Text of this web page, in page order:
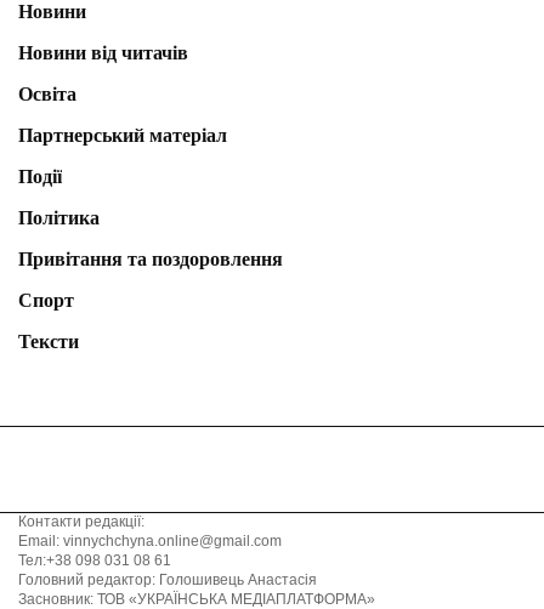
Новини
Новини від читачів
Освіта
Партнерський матеріал
Події
Політика
Привітання та поздоровлення
Спорт
Тексти
Контакти редакції:
Email: vinnychchyna.online@gmail.com
Тел:+38 098 031 08 61
Головний редактор: Голошивець Анастасія
Засновник: ТОВ «УКРАЇНСЬКА МЕДІАПЛАТФОРМА»